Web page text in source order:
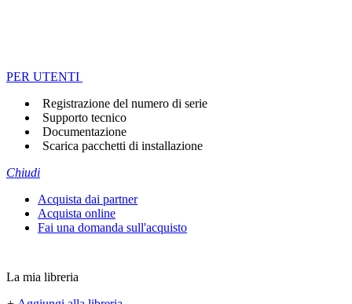
PER UTENTI
Registrazione del numero di serie
Supporto tecnico
Documentazione
Scarica pacchetti di installazione
Chiudi
Acquista dai partner
Acquista online
Fai una domanda sull'acquisto
La mia libreria